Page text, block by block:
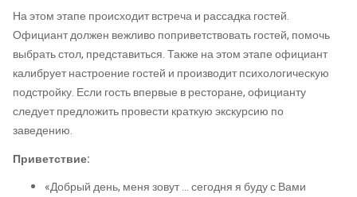
На этом этапе происходит встреча и рассадка гостей.
Официант должен вежливо поприветствовать гостей, помочь
выбрать стол, представиться. Также на этом этапе официант
калибрует настроение гостей и производит психологическую
подстройку. Если гость впервые в ресторане, официанту
следует предложить провести краткую экскурсию по
заведению.
Приветствие:
«Добрый день, меня зовут … сегодня я буду с Вами